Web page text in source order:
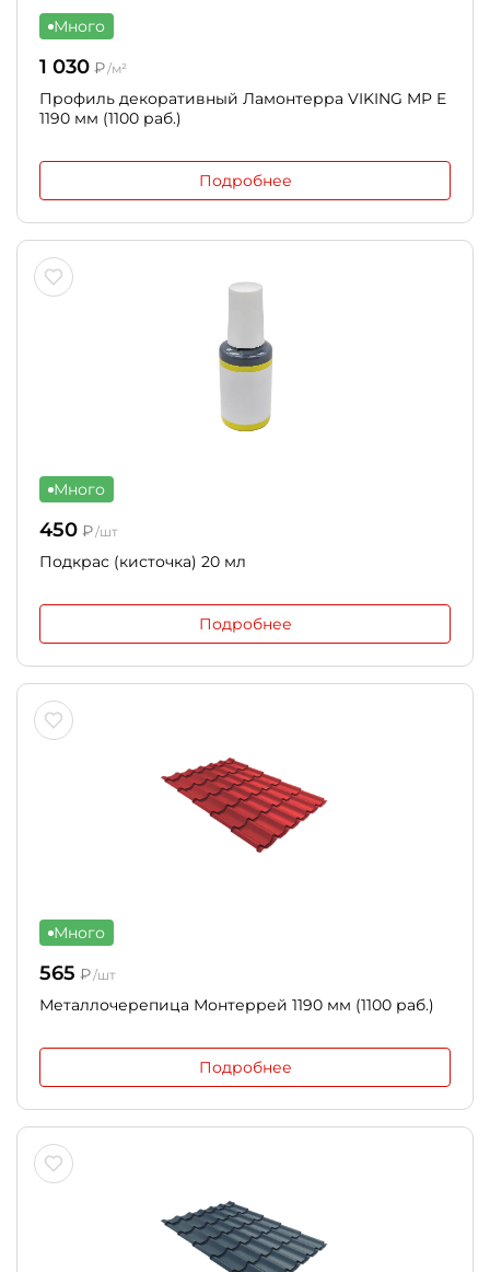
Много
1 030 ₽/м²
Профиль декоративный Ламонтерра VIKING MP E
1190 мм (1100 раб.)
Подробнее
Много
450 ₽/шт
Подкрас (кисточка) 20 мл
Подробнее
Много
565 ₽/шт
Металлочерепица Монтеррей 1190 мм (1100 раб.)
Подробнее